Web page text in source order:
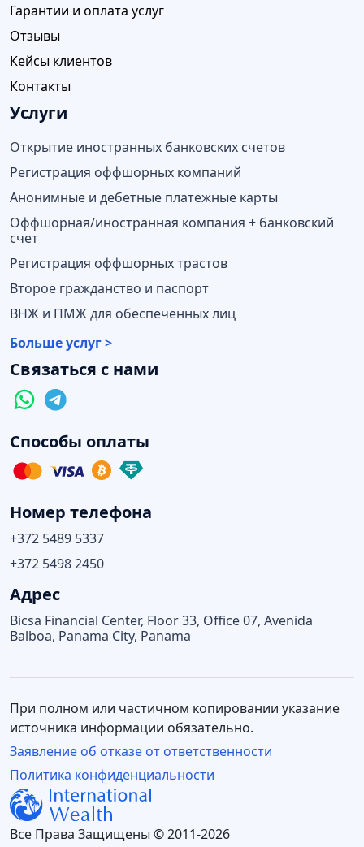
Гарантии и оплата услуг
Отзывы
Кейсы клиентов
Контакты
Услуги
Открытие иностранных банковских счетов
Регистрация оффшорных компаний
Анонимные и дебетные платежные карты
Оффшорная/иностранная компания + банковский
счет
Регистрация оффшорных трастов
Второе гражданство и паспорт
ВНЖ и ПМЖ для обеспеченных лиц
Больше услуг >
Связаться с нами
Способы оплаты
Номер телефона
+372 5489 5337
+372 5498 2450
Адрес
Bicsa Financial Center, Floor 33, Office 07, Avenida
Balboa, Panama City, Panama
Все Права Защищены © 2011-2026
Политика конфиденциальности
При полном или частичном копировании указание
источника информации обязательно.
Заявление об отказе от ответственности